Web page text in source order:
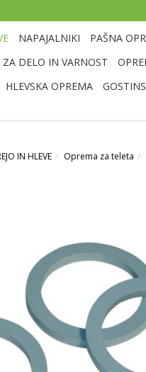
NAPAJALNIKI PAŠNA
DELO IN VARNOST
HLEVSKA OPREMA
IN HLEVE Oprema za teleta